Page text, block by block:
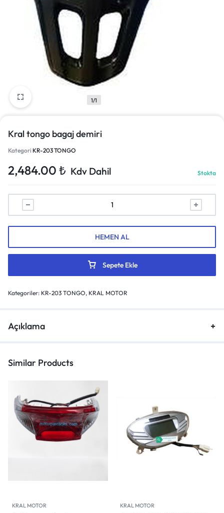
1/1
Kral tongo bagaj demiri
Kategori KR-203 TONGO
2,484.00 ₺ Kdv Dahil Stokta
Sepete Ekle
HEMEN AL
Kategoriler: KR-203 TONGO, KRAL MOTOR
Açıklama
Similar Products
KRAL MOTOR KRAL MOTOR